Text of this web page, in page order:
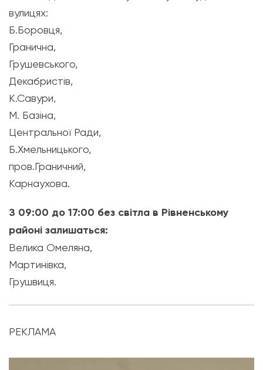
вулицях:
Б.Боровця,
Гранична,
Грушевського,
Декабристів,
К.Савури,
М. Базіна,
Центральної Ради,
Б.Хмельницького,
пров.Граничний,
Карнаухова.
З 09:00 до 17:00 без світла в Рівненському
районі залишаться:
Велика Омеляна,
Мартинівка,
Грушвиця.
РЕКЛАМА